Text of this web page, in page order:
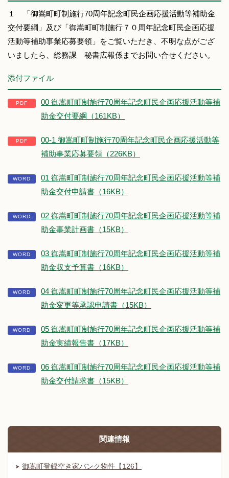
１ 「御嵩町町制施行70周年記念町民企画応援活動等補助金
交付要綱」及び「御嵩町町制施行７０周年記念町民企画応援
活動等補助事業応募要領」をご覧いただき、不明な点がござ
いましたら、総務課 秘書広報係までお問い合せください。
添付ファイル
00 御嵩町町制施行70周年記念町民企画応援活動等補
助金交付要綱（161KB）
00-1 御嵩町町制施行70周年記念町民企画応援活動等
補助事業応募要領（226KB）
01 御嵩町町制施行70周年記念町民企画応援活動等補
助金交付申請書（16KB）
02 御嵩町町制施行70周年記念町民企画応援活動等補
助金事業計画書（15KB）
03 御嵩町町制施行70周年記念町民企画応援活動等補
助金収支予算書（16KB）
04 御嵩町町制施行70周年記念町民企画応援活動等補
助金変更等承認申請書（15KB）
05 御嵩町町制施行70周年記念町民企画応援活動等補
助金実績報告書（17KB）
06 御嵩町町制施行70周年記念町民企画応援活動等補
助金交付請求書（15KB）
関連情報
御嵩町登録空き家バンク物件【126】